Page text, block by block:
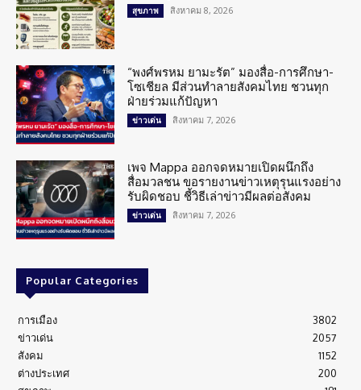
สุขภาพ สิงหาคม 8, 2026
“พงศ์พรหม ยามะรัต” มองสื่อ-การศึกษา-
โซเชียล มีส่วนทำลายสังคมไทย ชวนทุก
ฝ่ายร่วมแก้ปัญหา
ข่าวเด่น สิงหาคม 7, 2026
เพจ Mappa ออกจดหมายเปิดผนึกถึง
สื่อมวลชน ขอรายงานข่าวเหตุรุนแรงอย่าง
รับผิดชอบ ชี้วิธีเล่าข่าวมีผลต่อสังคม
ข่าวเด่น สิงหาคม 7, 2026
Popular Categories
การเมือง
3802
ข่าวเด่น
2057
สังคม
1152
ต่างประเทศ
200